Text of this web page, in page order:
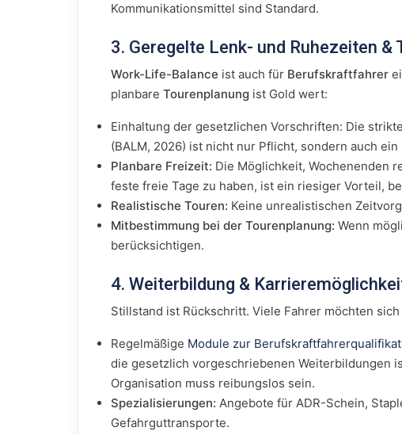
Kommunikationsmittel sind Standard.
3. Geregelte Lenk- und Ruhezeiten &
Work-Life-Balance ist auch für Berufskraftfahrer
planbare Tourenplanung ist Gold wert:
Einhaltung der gesetzlichen Vorschriften: Die
(BALM, 2026) ist nicht nur Pflicht, sondern auch
Planbare Freizeit: Die Möglichkeit, Wochenenden
feste freie Tage zu haben, ist ein riesiger Vorteil,
Realistische Touren: Keine unrealistischen
Mitbestimmung bei der Tourenplanung: Wenn
berücksichtigen.
4. Weiterbildung &
Stillstand ist Rückschritt. Viele Fahrer möchten
Regelmäßige Module zur
die gesetzlich vorgeschriebenen Weiterbildungen
Organisation muss reibungslos sein.
Spezialisierungen: Angebote für ADR-Schein,
Gefahrguttransporte.